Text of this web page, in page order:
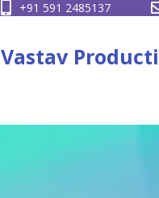
+91 591 2485137
Vastav